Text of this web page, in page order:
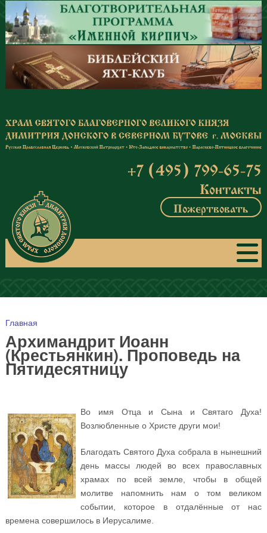
Перейти к основному содержанию
+7 (495) 799-65-75
Контакты
Пожертвовать
Вы здесь
Главная
Архимандрит Иоанн
(Крестьянкин). Проповедь на
Пятидесятницу
Во имя Отца и Сына и Святаго Духа!
Возлюбленные о Христе други мои!
Благодать Святого Духа собрала в нынешний
день массы людей во всех православных
храмах по всей земле, чтобы в общей
молитве напомнить нам о том великом
событии, которое в отдалённые от нас
времена совершилось в Иерусалиме.